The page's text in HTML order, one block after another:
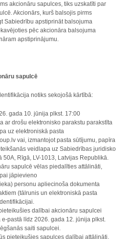
akcionāru sapulces, tiks uzskatīti par
Akcionārs, kurš balsojis pirms
Sabiedrību apstiprināt balsojuma
pēc akcionāra balsojuma
apstiprinājumu.
sapulcē
notiks sekojošā kārtībā:
gada 10. jūnija plkst. 17:00
ar drošu elektronisko parakstu parakstīta
uz elektroniskā pasta
vai, izmantojot pasta sūtījumu, papīra
veidlapa uz Sabiedrības juridisko
50A, Rīgā, LV-1013, Latvijas Republikā.
sapulcē vēlas piedalīties attālināti,
jāpievieno
personu apliecinoša dokumenta
(tālrunis un elektroniskā pasta
dalībai akcionāru sapulcei
pastā līdz 2026. gada 12. jūnija plkst.
saiti sapulcei.
pieteikušies sapulces dalībai attālināti,